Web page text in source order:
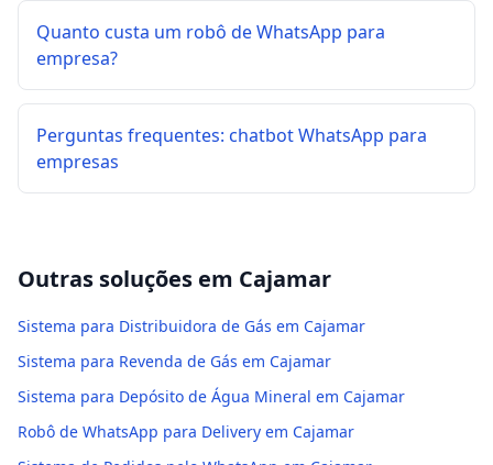
Quanto custa um robô de WhatsApp para
empresa?
Perguntas frequentes: chatbot WhatsApp para
empresas
Outras soluções em Cajamar
Sistema para Distribuidora de Gás em Cajamar
Sistema para Revenda de Gás em Cajamar
Sistema para Depósito de Água Mineral em Cajamar
Robô de WhatsApp para Delivery em Cajamar